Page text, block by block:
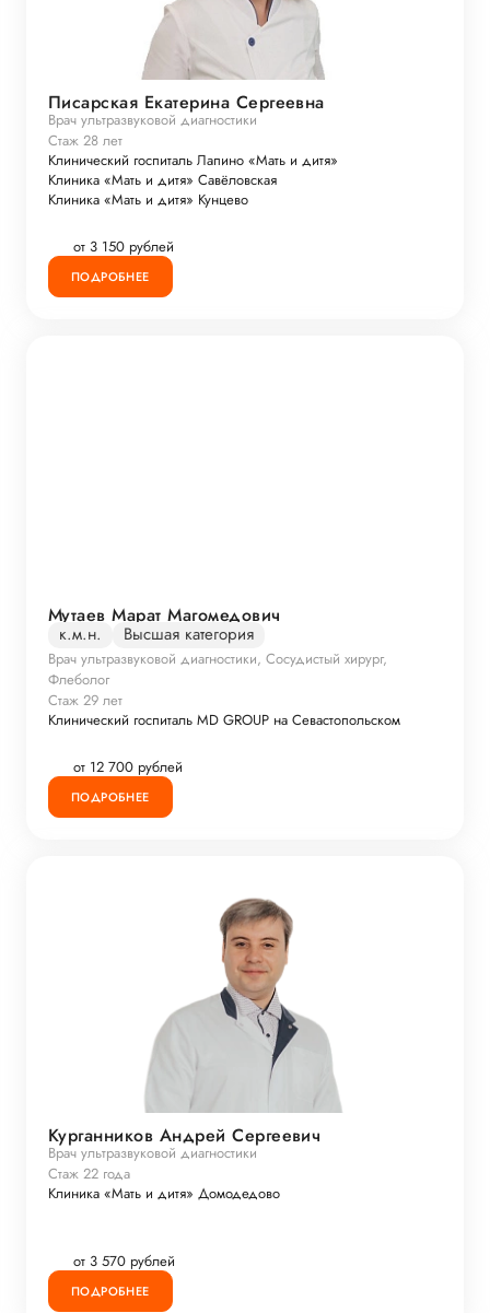
Писарская Екатерина Сергеевна
Врач ультразвуковой диагностики
Стаж 28 лет
Клинический госпиталь Лапино «Мать и дитя»
Клиника «Мать и дитя» Савёловская
Клиника «Мать и дитя» Кунцево
от 3 150 рублей
ПОДРОБНЕЕ
Мутаев Марат Магомедович
к.м.н. Высшая категория
Врач ультразвуковой диагностики, Сосудистый хирург,
Флеболог
Стаж 29 лет
Клинический госпиталь MD GROUP на Севастопольском
от 12 700 рублей
ПОДРОБНЕЕ
Курганников Андрей Сергеевич
Врач ультразвуковой диагностики
Стаж 22 года
Клиника «Мать и дитя» Домодедово
от 3 570 рублей
ПОДРОБНЕЕ